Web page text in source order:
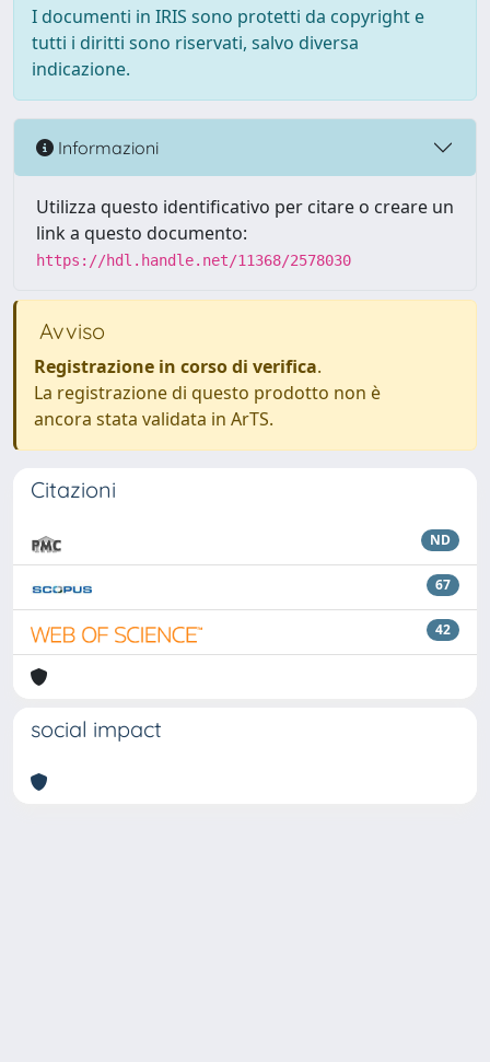
I documenti in IRIS sono protetti da copyright e
tutti i diritti sono riservati, salvo diversa
indicazione.
Informazioni
Utilizza questo identificativo per citare o creare un
link a questo documento:
https://hdl.handle.net/11368/2578030
Avviso
Registrazione in corso di verifica.
La registrazione di questo prodotto non è
ancora stata validata in ArTS.
Citazioni
ND
67
42
social impact